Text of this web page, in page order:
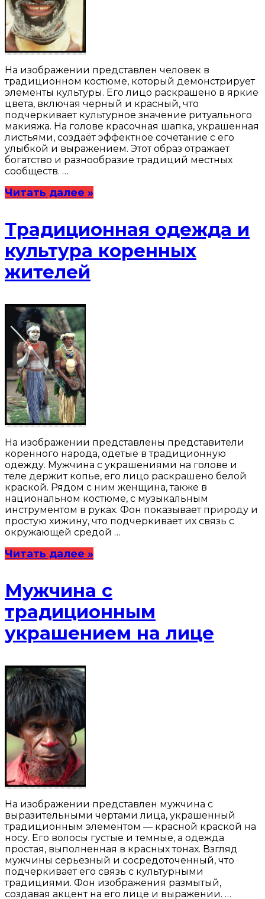
На изображении представлен человек в
традиционном костюме, который демонстрирует
элементы культуры. Его лицо раскрашено в яркие
цвета, включая черный и красный, что
подчеркивает культурное значение ритуального
макияжа. На голове красочная шапка, украшенная
листьями, создаёт эффектное сочетание с его
улыбкой и выражением. Этот образ отражает
богатство и разнообразие традиций местных
сообществ. …
Читать далее »
Традиционная одежда и
культура коренных
жителей
На изображении представлены представители
коренного народа, одетые в традиционную
одежду. Мужчина с украшениями на голове и
теле держит копье, его лицо раскрашено белой
краской. Рядом с ним женщина, также в
национальном костюме, с музыкальным
инструментом в руках. Фон показывает природу и
простую хижину, что подчеркивает их связь с
окружающей средой …
Читать далее »
Мужчина с
традиционным
украшением на лице
На изображении представлен мужчина с
выразительными чертами лица, украшенный
традиционным элементом — красной краской на
носу. Его волосы густые и темные, а одежда
простая, выполненная в красных тонах. Взгляд
мужчины серьезный и сосредоточенный, что
подчеркивает его связь с культурными
традициями. Фон изображения размытый,
создавая акцент на его лице и выражении. …